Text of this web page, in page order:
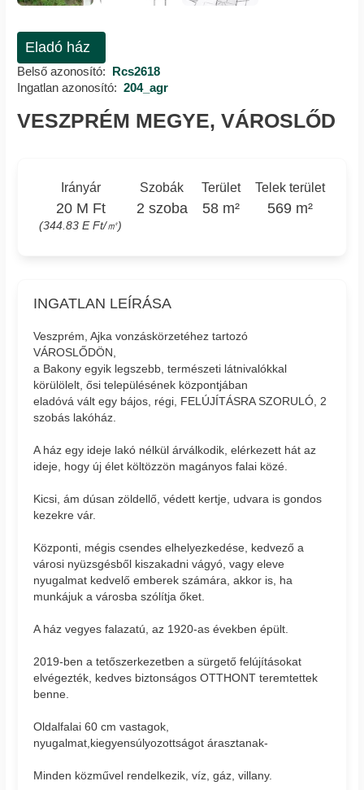
Eladó ház
Belső azonosító: Rcs2618
Ingatlan azonosító: 204_agr
VESZPRÉM MEGYE, VÁROSLŐD
Irányár
20 M Ft
(344.83 E Ft/㎡)
Szobák
2 szoba
Terület
58 m²
Telek terület
569 m²
INGATLAN LEÍRÁSA
Veszprém, Ajka vonzáskörzetéhez tartozó
VÁROSLŐDÖN,
a Bakony egyik legszebb, természeti látnivalókkal
körülölelt, ősi településének központjában
eladóvá vált egy bájos, régi, FELÚJÍTÁSRA SZORULÓ, 2
szobás lakóház.
A ház egy ideje lakó nélkül árválkodik, elérkezett hát az
ideje, hogy új élet költözzön magányos falai közé.
Kicsi, ám dúsan zöldellő, védett kertje, udvara is gondos
kezekre vár.
Központi, mégis csendes elhelyezkedése, kedvező a
városi nyüzsgésből kiszakadni vágyó, vagy eleve
nyugalmat kedvelő emberek számára, akkor is, ha
munkájuk a városba szólítja őket.
A ház vegyes falazatú, az 1920-as években épült.
2019-ben a tetőszerkezetben a sürgető felújításokat
elvégezték, kedves biztonságos OTTHONT teremtettek
benne.
Oldalfalai 60 cm vastagok,
nyugalmat,kiegyensúlyozottságot árasztanak-
Minden közművel rendelkezik, víz, gáz, villany.